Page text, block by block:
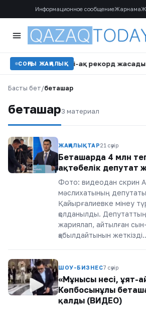
Информационное сообщениеЖарнама
СОҢҒЫ ЖАҢАЛЫҚ
буыны бірінші күні-ақ рекорд жасады
Басты бет/беташар
беташар3 материал
ЖАҢАЛЫҚТАР21 сәуір
Беташарда 4 млн
ақтөбелік депутат
Фото: видеодан скрин
мәслихатының
Қайырғалиевке мінеу
қолданылды.
жариялап, айтылған сын-
қабылдайтынын
ШОУ-БИЗНЕС7 сәуір
«Мұнысы несі, ұят-
Көпбосынұлы
қалды (ВИДЕО)